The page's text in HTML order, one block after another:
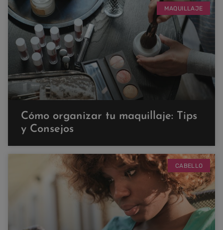
MAQUILLAJE
Cómo organizar tu maquillaje: Tips
y Consejos
CABELLO